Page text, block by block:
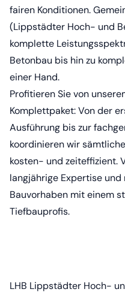
fairen Konditionen.
(Lippstädter Hoch- und
komplette
Betonbau bis hin zu
einer Hand.
Profitieren Sie von
Komplettpaket: Von der
Ausführung bis zur
koordinieren wir
kosten- und zeiteffizient.
langjährige Expertise und
Bauvorhaben mit einem
Tiefbauprofis.
LHB Lippstädter Hoch-